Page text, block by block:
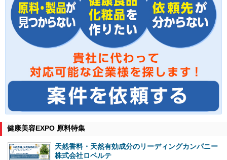
健康美容EXPO 原料特集
天然香料・天然有効成分のリーディングカンパニー
株式会社ロベルテ